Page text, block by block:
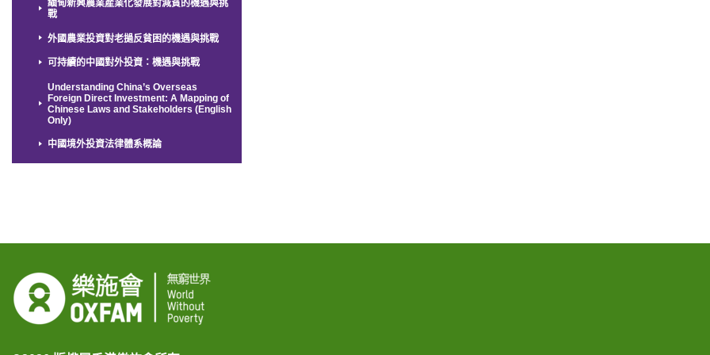
緬甸新興農業產業化發展對減貧的機遇與挑
戰
外國農業投資對老撾反貧困的機遇與挑戰
可持續的中國對外投資：機遇與挑戰
Understanding China’s Overseas
Foreign Direct Investment: A Mapping of
Chinese Laws and Stakeholders (English
Only)
中國境外投資法律體系概論